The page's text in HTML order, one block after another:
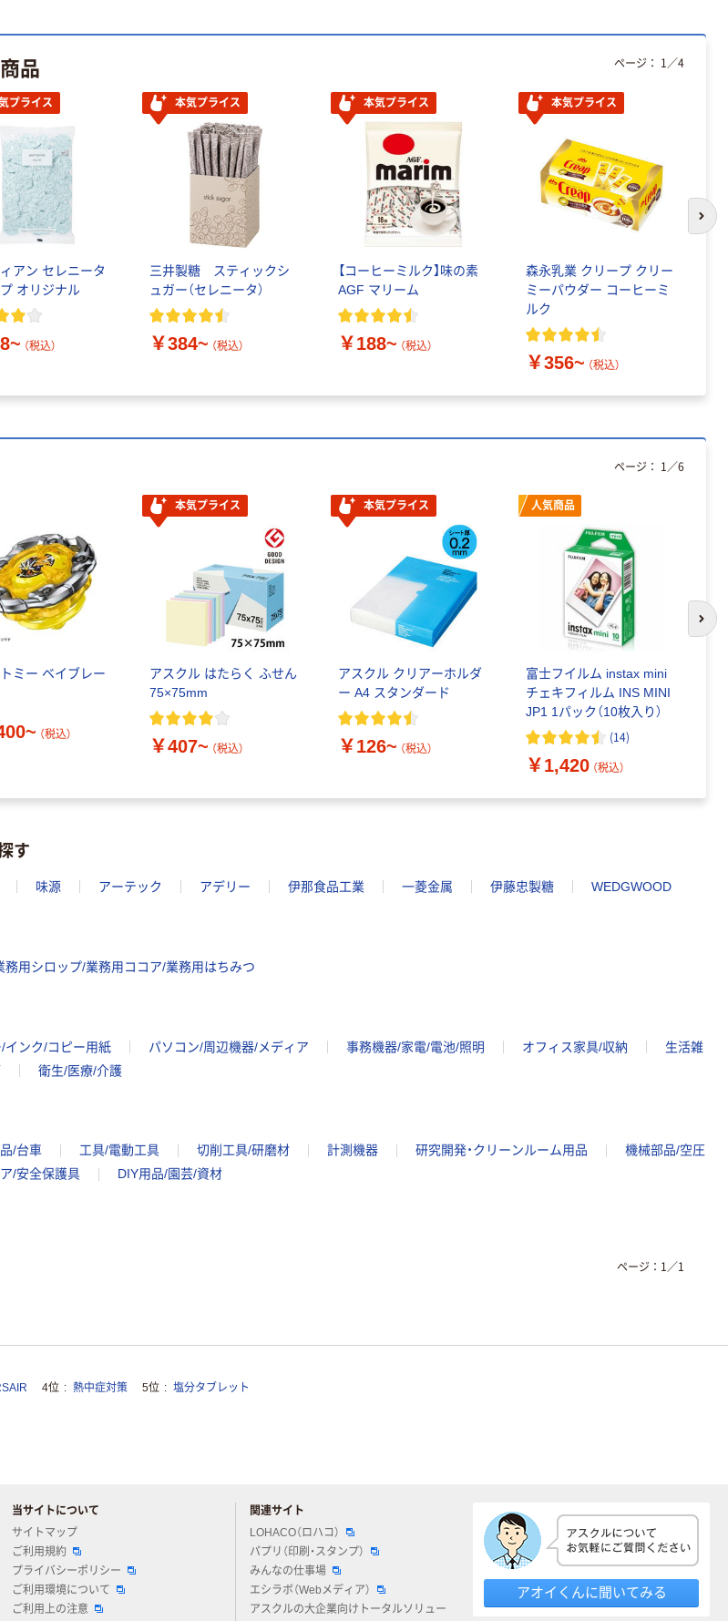
品
プライス
アン セレニータ
オリジナル
（税込）
本気プライス
三井製糖 スティックシ
ュガー（セレニータ）
￥384~ （税込）
本気プライス
【コーヒーミルク】味の素
AGF マリーム
￥188~ （税込）
本気プライス
森永乳業 クリープ クリー
ミーパウダー コーヒーミ
ルク
￥356~ （税込）
ページ： 1／4
次
ミー ベイブレー
（税込）
本気プライス
アスクル はたらく ふせん
75×75mm
￥407~ （税込）
本気プライス
アスクル クリアーホルダ
ー A4 スタンダード
￥126~ （税込）
人気商品
富士フイルム instax mini
チェキフィルム INS MINI
JP1 1パック（10枚入り）
(14)
￥1,420 （税込）
ページ： 1 ／6
次
す
味源 アーテック アデリー 伊那食品工業 一菱金属 伊藤忠製糖 WEDGWOOD
務用シロップ/業務用ココア/業務用はちみつ
/インク/コピー用紙 パソコン/周辺機器/メディア 事務機器/家電/電池/照明 オフィス家具/収納
生活雑
衛生/医療/介護
/台車 工具/電動工具 切削工具/研磨材 計測機器 研究開発・クリーンルーム用品
機械部品/空圧
/安全保護具 DIY用品/園芸/資材
ページ： 1／1
4位 熱中症対策 5位 塩分タブレット
当サイトについて
サイトマップ
ご利用規約
プライバシーポリシー
ご利用環境について
ご利用上の注意
関連サイト
LOHACO（ロハコ）
パプリ（印刷・スタンプ）
みんなの仕事場
エシラボ（Webメディア）
アスクルの大企業向けトータルソリュー
アオイくんに聞いてみる